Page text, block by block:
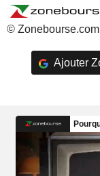
©
Ajouter